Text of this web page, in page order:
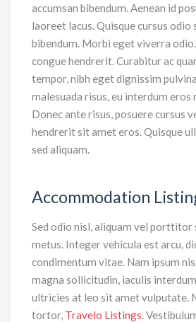
accumsan bibendum. Aenean id
laoreet lacus. Quisque cursus odio
bibendum. Morbi eget viverra
congue hendrerit. Curabitur ac
tempor, nibh eget dignissim
malesuada risus, eu interdum eros
Donec ante risus, posuere cursus
hendrerit sit amet eros. Quisque
sed aliquam.
Accommodation
Sed odio nisl, aliquam vel porttitor
metus. Integer vehicula est arcu,
condimentum vitae. Nam ipsum
magna sollicitudin, iaculis
ultricies at leo sit amet vulputate.
tortor, Travelo Listings.